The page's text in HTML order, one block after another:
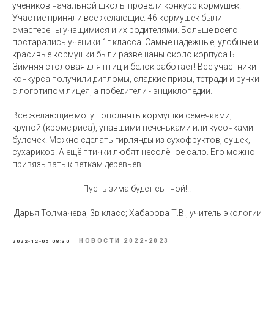
учеников начальной школы провели конкурс кормушек.
Участие приняли все желающие. 46 кормушек были
смастерены учащимися и их родителями. Больше всего
постарались ученики 1г класса. Самые надежные, удобные и
красивые кормушки были развешаны около корпуса Б.
Зимняя столовая для птиц и белок работает! Все участники
конкурса получили дипломы, сладкие призы, тетради и ручки
с логотипом лицея, а победители - энциклопедии.
Все желающие могу пополнять кормушки семечками,
крупой (кроме риса), упавшими печеньками или кусочками
булочек. Можно сделать гирлянды из сухофруктов, сушек,
сухариков. А ещё птички любят несолёное сало. Его можно
привязывать к веткам деревьев.
Пусть зима будет сытной!!!
Дарья Толмачева, 3в класс; Хабарова Т.В., учитель экологии
2022-12-05 08:30 НОВОСТИ 2022-2023